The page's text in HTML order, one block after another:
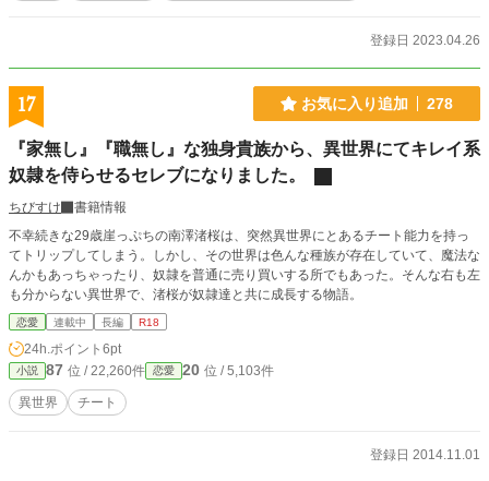
登録日 2023.04.26
17 お気に入り追加 278
『家無し』『職無し』な独身貴族から、異世界にてキレイ系
奴隷を侍らせるセレブになりました。
ちびすけ
書籍情報
不幸続きな29歳崖っぷちの南澤渚桜は、突然異世界にとあるチート能力を持っ
てトリップしてしまう。しかし、その世界は色んな種族が存在していて、魔法な
んかもあっちゃったり、奴隷を普通に売り買いする所でもあった。そんな右も左
も分からない異世界で、渚桜が奴隷達と共に成長する物語。
恋愛 連載中 長編 R18
24h.ポイント 6pt
小説 87 位 / 22,260件 恋愛 20 位 / 5,103件
異世界 チート
登録日 2014.11.01